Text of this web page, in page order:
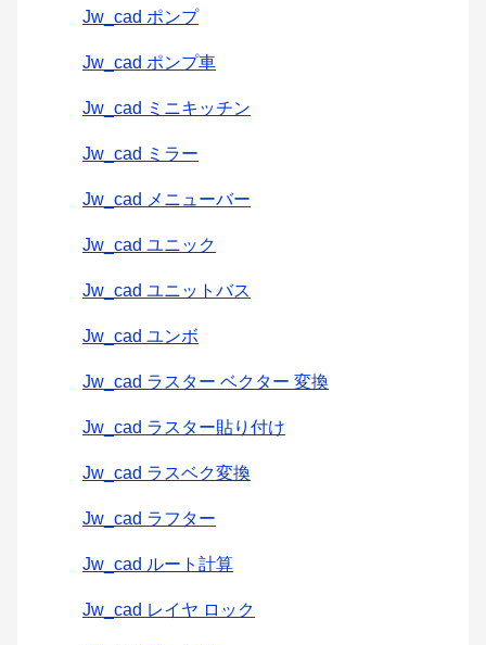
Jw_cad ポンプ
Jw_cad ポンプ車
Jw_cad ミニキッチン
Jw_cad ミラー
Jw_cad メニューバー
Jw_cad ユニック
Jw_cad ユニットバス
Jw_cad ユンボ
Jw_cad ラスター ベクター 変換
Jw_cad ラスター貼り付け
Jw_cad ラスベク変換
Jw_cad ラフター
Jw_cad ルート計算
Jw_cad レイヤ ロック